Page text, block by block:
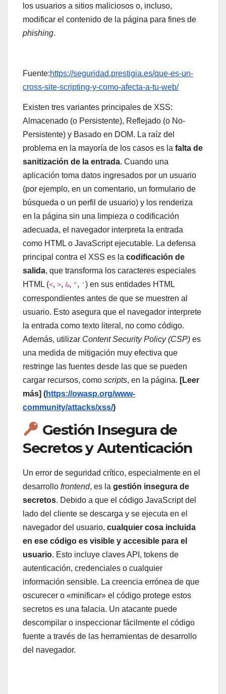
los usuarios a sitios maliciosos o, incluso,
modificar el contenido de la página para fines de
phishing.
Fuente:https://seguridad.prestigia.es/que-es-un-
cross-site-scripting-y-como-afecta-a-tu-web/
Existen tres variantes principales de XSS:
Almacenado (o Persistente), Reflejado (o No-
Persistente) y Basado en DOM. La raíz del
problema en la mayoría de los casos es la falta de
sanitización de la entrada. Cuando una
aplicación toma datos ingresados por un usuario
(por ejemplo, en un comentario, un formulario de
búsqueda o un perfil de usuario) y los renderiza
en la página sin una limpieza o codificación
adecuada, el navegador interpreta la entrada
como HTML o JavaScript ejecutable. La defensa
principal contra el XSS es la codificación de
salida, que transforma los caracteres especiales
HTML (<, >, &, ", ') en sus entidades HTML
correspondientes antes de que se muestren al
usuario. Esto asegura que el navegador interprete
la entrada como texto literal, no como código.
Además, utilizar Content Security Policy (CSP) es
una medida de mitigación muy efectiva que
restringe las fuentes desde las que se pueden
cargar recursos, como scripts, en la página. [Leer
más] (https://owasp.org/www-
community/attacks/xss/)
Gestión Insegura de
Secretos y Autenticación
Un error de seguridad crítico, especialmente en el
desarrollo frontend, es la gestión insegura de
secretos. Debido a que el código JavaScript del
lado del cliente se descarga y se ejecuta en el
navegador del usuario, cualquier cosa incluida
en ese código es visible y accesible para el
usuario. Esto incluye claves API, tokens de
autenticación, credenciales o cualquier
información sensible. La creencia errónea de que
oscurecer o «minificar» el código protege estos
secretos es una falacia. Un atacante puede
descompilar o inspeccionar fácilmente el código
fuente a través de las herramientas de desarrollo
del navegador.